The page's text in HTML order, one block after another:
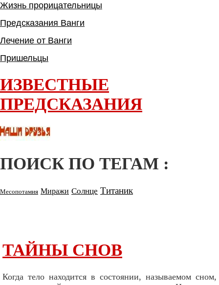
Жизнь прорицательницы
Предсказания Ванги
Лечение от Ванги
Пришельцы
ИЗВЕСТНЫЕ
ПРЕДСКАЗАНИЯ
ПОИСК ПО ТЕГАМ :
Месопотамия Миражи Солнце Титаник
ТАЙНЫ СНОВ
Когда тело находится в состоянии, называемом сном,